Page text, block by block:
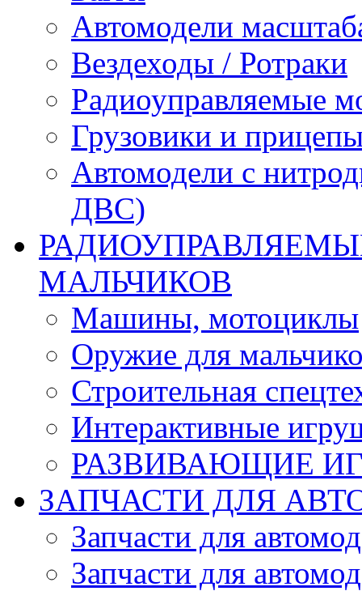
Автомодели
Вездеходы / Ротраки
Радиоуправляемые
Грузовики и
Автомодели с
ДВС)
МАЛЬЧИКОВ
Машины, мотоциклы
Оружие для
Строительная
Интерактивные
РАЗВИВАЮЩИЕ
ЗАПЧАСТИ ДЛЯ
Запчасти для
Запчасти для